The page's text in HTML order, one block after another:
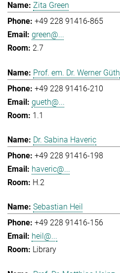
Zita Green
+49 228 91416-865
green@...
2.7
Prof. em. Dr. Werner Güth
+49 228 91416-210
gueth@...
1.1
Dr. Sabina Haveric
+49 228 91416-198
haveric@...
H.2
Sebastian Heil
+49 228 91416-156
heil@...
Library